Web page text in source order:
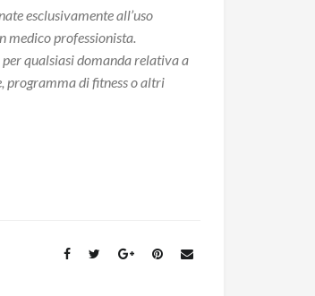
esclusivamente all’uso
medico professionista.
qualsiasi domanda relativa a
programma di fitness o altri